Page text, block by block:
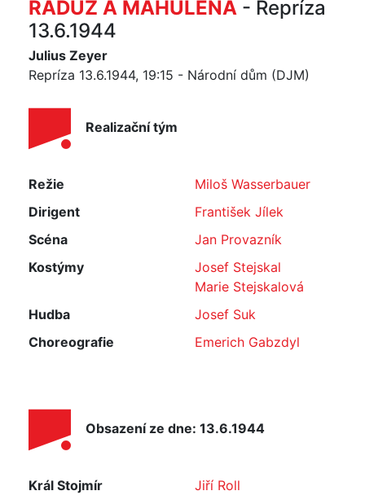
RADÚZ A MAHULENA - Repríza
13.6.1944
Julius Zeyer
Repríza 13.6.1944, 19:15 - Národní dům (DJM)
Realizační tým
Režie
Miloš Wasserbauer
Dirigent
František Jílek
Scéna
Jan Provazník
Kostýmy
Josef Stejskal
Marie Stejskalová
Hudba
Josef Suk
Choreografie
Emerich Gabzdyl
Obsazení ze dne: 13.6.1944
Král Stojmír
Jiří Roll